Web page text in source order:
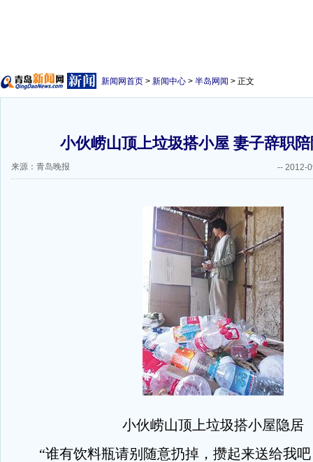
新闻网首页 > 新闻中心 > 半岛网闻 > 正文
小伙崂山顶上垃圾搭小屋 妻子辞职
来源：青岛晚报 -- 2012-
小伙崂山顶上垃圾搭小屋隐居
“谁有饮料瓶请别随意扔掉，攒起来送给我吧